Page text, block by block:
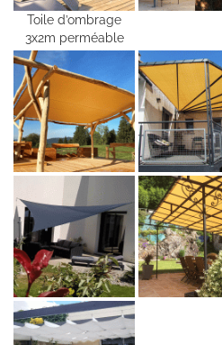
Toile d’ombrage
3x2m perméable